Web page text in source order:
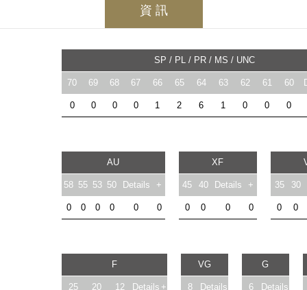
資 訊
SP / PL / PR / MS / UNC
70 69 68 67 66 65 64 63 62 61 60
0 0 0 0 1 2 6 1 0 0 0
AU XF
58 55 53 50 Details + 45 40 Details + 35 30
0 0 0 0 0 0 0 0 0 0 0 0
F VG G
25 20 12 Details + 8 Details 6 Details